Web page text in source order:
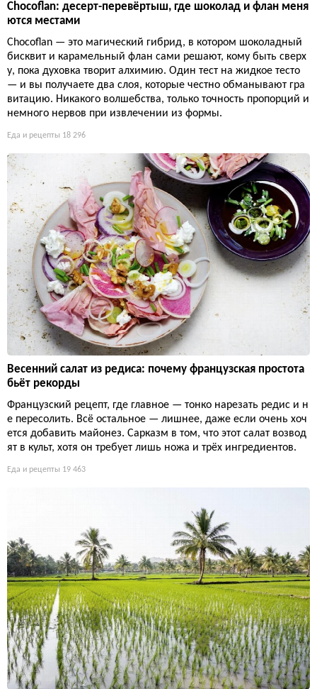
Chocoflan: десерт-перевёртыш, где шоколад и флан меня
ются местами
Chocoflan — это магический гибрид, в котором шоколадный
бисквит и карамельный флан сами решают, кому быть сверх
у, пока духовка творит алхимию. Один тест на жидкое тесто
— и вы получаете два слоя, которые честно обманывают гра
витацию. Никакого волшебства, только точность пропорций и
немного нервов при извлечении из формы.
Еда и рецепты 18 296
Весенний салат из редиса: почему французская простота
бьёт рекорды
Французский рецепт, где главное — тонко нарезать редис и н
е пересолить. Всё остальное — лишнее, даже если очень хоч
ется добавить майонез. Сарказм в том, что этот салат возвод
ят в культ, хотя он требует лишь ножа и трёх ингредиентов.
Еда и рецепты 19 463